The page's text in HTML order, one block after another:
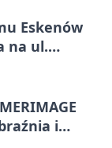
Eskenów
na ul.
i